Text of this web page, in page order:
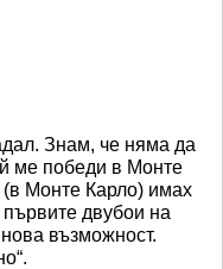
Знам, че няма да
ме победи в Монте
Монте Карло) имах
двубои на
възможност.